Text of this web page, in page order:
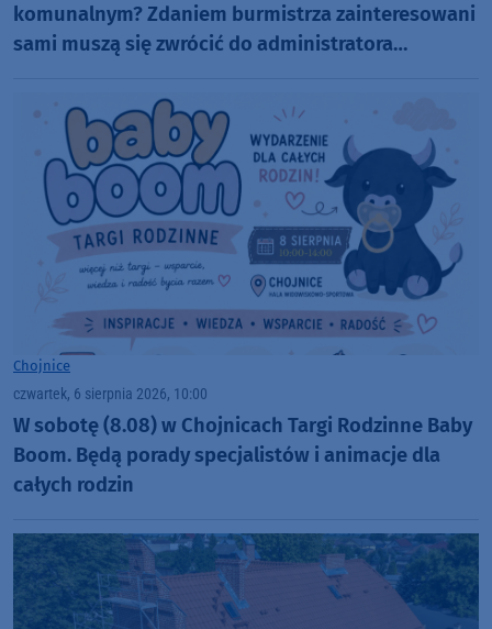
komunalnym? Zdaniem burmistrza zainteresowani
sami muszą się zwrócić do administratora
Chojnice
czwartek, 6 sierpnia 2026, 10:00
W sobotę (8.08) w Chojnicach Targi Rodzinne Baby
Boom. Będą porady specjalistów i animacje dla
całych rodzin